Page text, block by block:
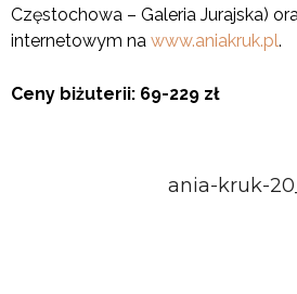
Częstochowa – Galeria Jurajska)
internetowym na www.aniakruk.pl.
Ceny biżuterii: 69-229 zł
ania-kruk-